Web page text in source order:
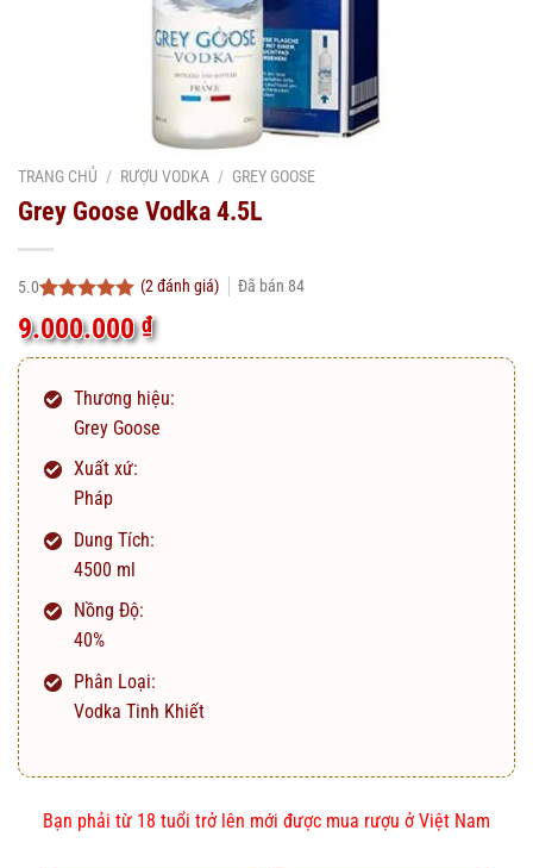
TRANG CHỦ / RƯỢU VODKA / GREY GOOSE
Grey Goose Vodka 4.5L
5.0
5.0trên 5
dựa trên
2
đánh giá
(2đánh giá) Đã bán 84
9.000.000₫
Thương hiệu:
Grey Goose
Xuất xứ:
Pháp
Dung Tích:
4500 ml
Nồng Độ:
40%
Phân Loại:
Vodka Tinh Khiết
Bạn phải từ 18 tuổi trở lên mới được mua rượu ở Việt Nam